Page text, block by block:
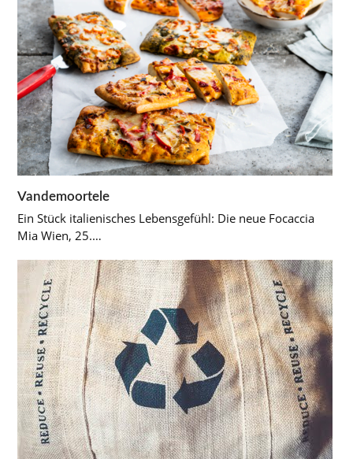
Vandemoortele
Ein Stück italienisches Lebensgefühl: Die neue Focaccia
Mia Wien, 25.…